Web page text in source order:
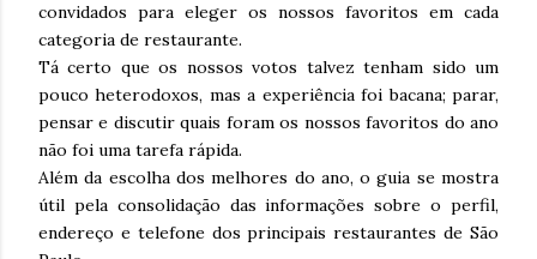
convidados para eleger os nossos favoritos em cada
categoria de restaurante.
Tá certo que os nossos votos talvez tenham sido um
pouco heterodoxos, mas a experiência foi bacana; parar,
pensar e discutir quais foram os nossos favoritos do ano
não foi uma tarefa rápida.
Além da escolha dos melhores do ano, o guia se mostra
útil pela consolidação das informações sobre o perfil,
endereço e telefone dos principais restaurantes de São